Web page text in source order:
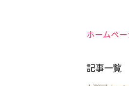
ホームペ
記事一覧